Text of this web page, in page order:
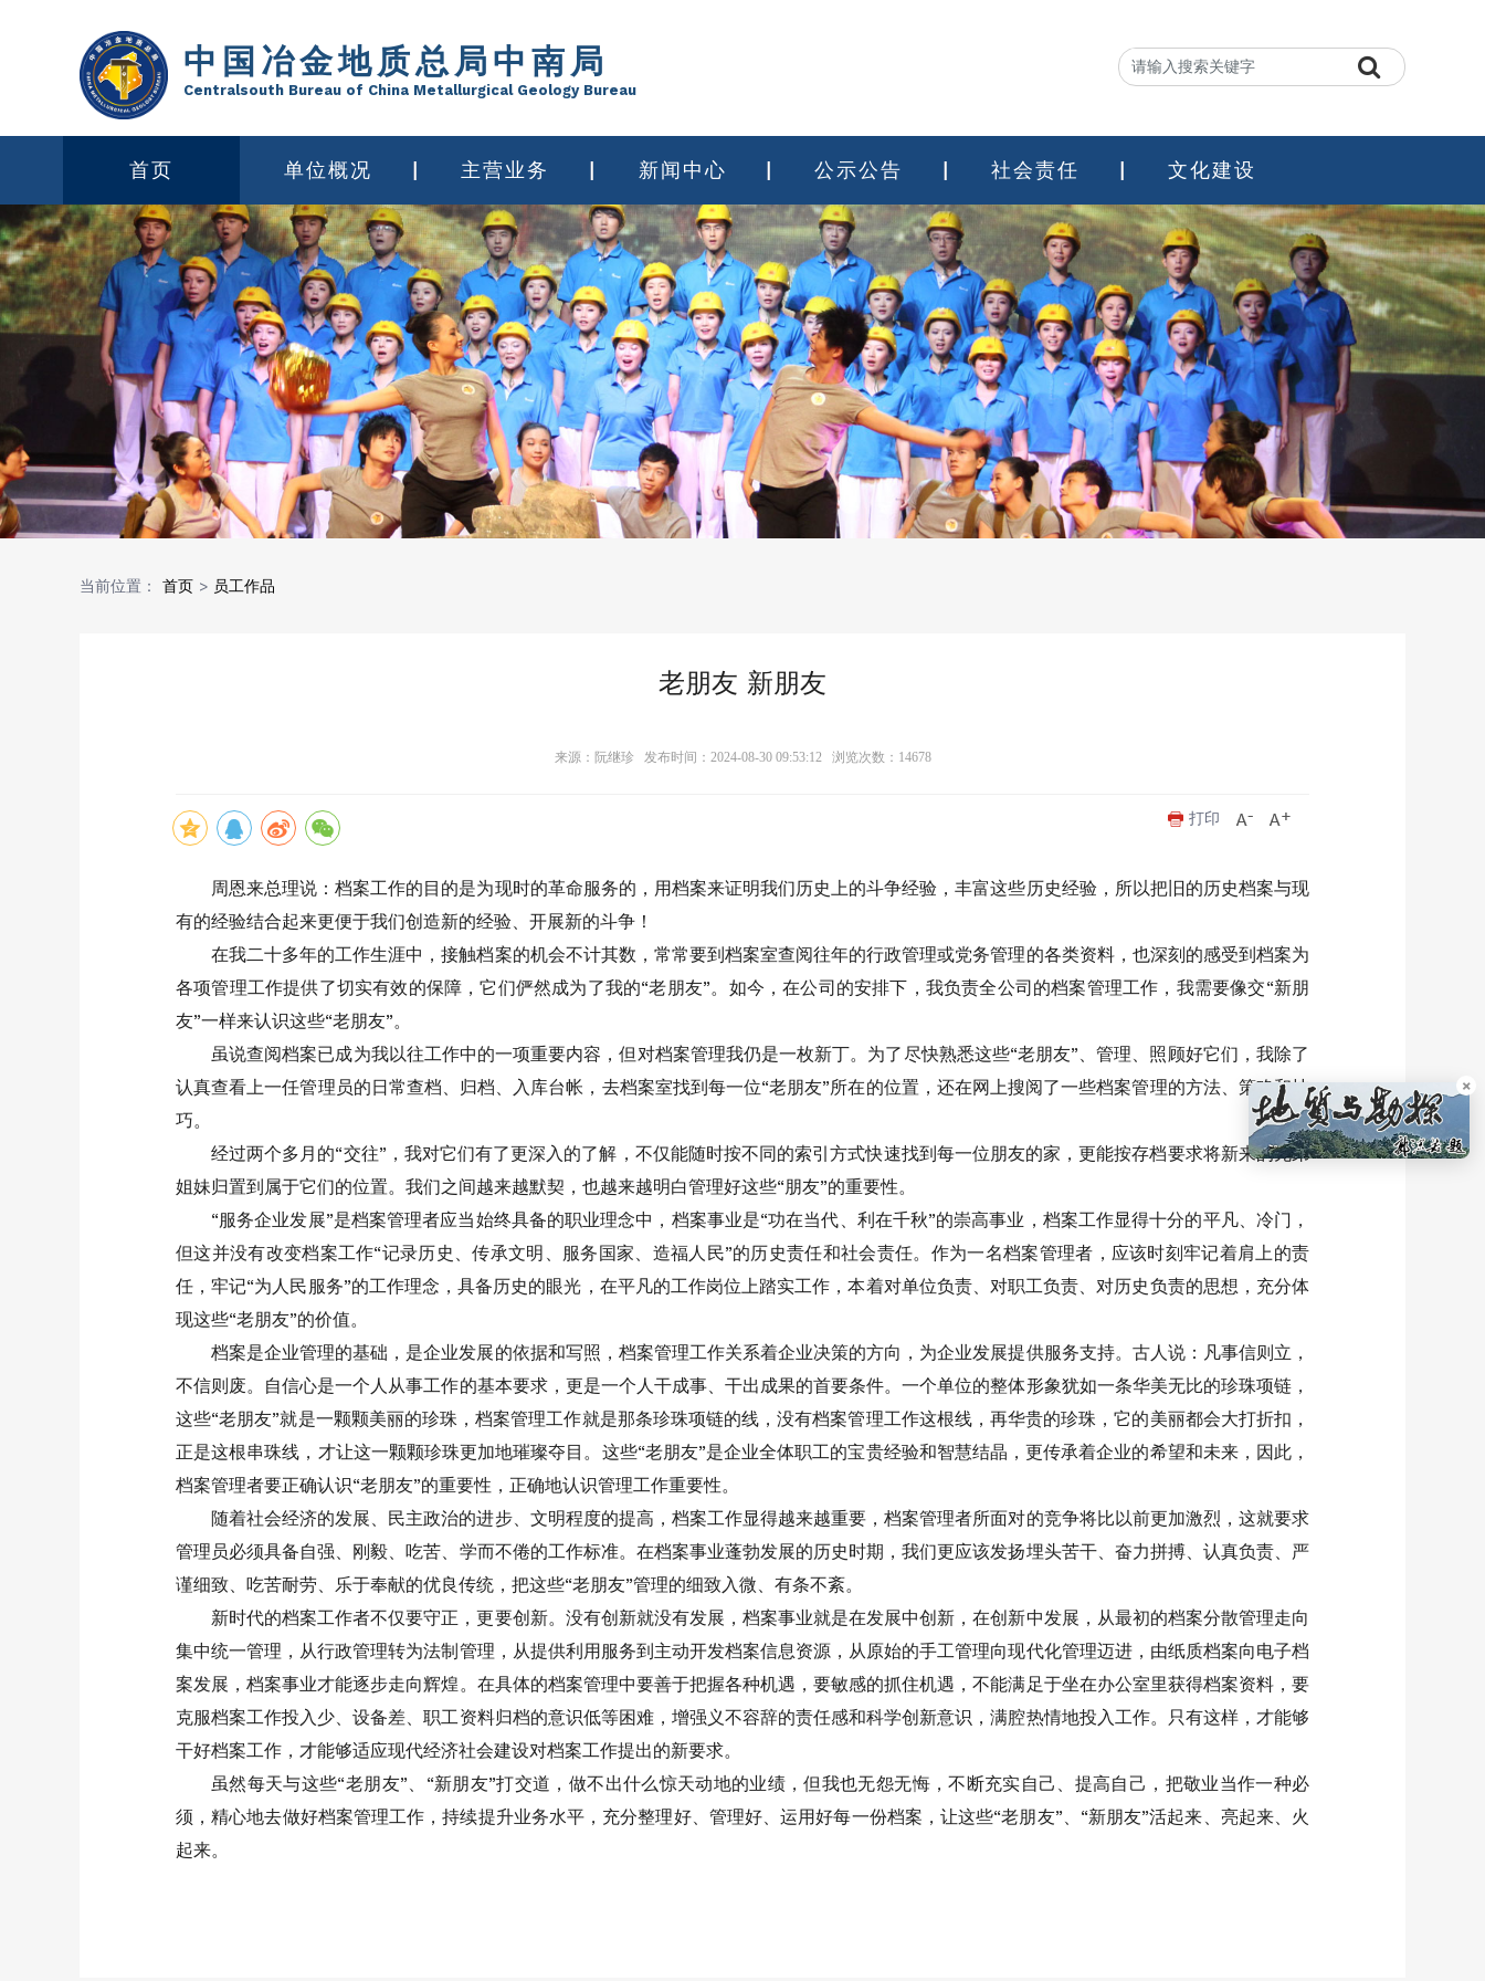
中国冶金地质总局中南局
Centralsouth Bureau of China Metallurgical Geology Bureau
首页 单位概况 主营业务 新闻中心 公示公告 社会责任 文化建设
当前位置： 首页 > 员工作品
老朋友 新朋友
来源：阮继珍 发布时间：2024-08-30 09:53:12 浏览次数： 14678
打印
周恩来总理说：档案工作的目的是为现时的革命服务的，用档案来证明我们历史上的斗争经验，丰富这些历史经验，所以把旧的历史档案与现
有的经验结合起来更便于我们创造新的经验、开展新的斗争！
在我二十多年的工作生涯中，接触档案的机会不计其数，常常要到档案室查阅往年的行政管理或党务管理的各类资料，也深刻的感受到档案为
各项管理工作提供了切实有效的保障，它们俨然成为了我的“老朋友”。如今，在公司的安排下，我负责全公司的档案管理工作，我需要像交“新朋
友”一样来认识这些“老朋友”。
虽说查阅档案已成为我以往工作中的一项重要内容，但对档案管理我仍是一枚新丁。为了尽快熟悉这些“老朋友”、管理、照顾好它们，我除了
认真查看上一任管理员的日常查档、归档、入库台帐，去档案室找到每一位“老朋友”所在的位置，还在网上搜阅了一些档案管理的方法、策略和技
巧。
经过两个多月的“交往”，我对它们有了更深入的了解，不仅能随时按不同的索引方式快速找到每一位朋友的家，更能按存档要求将新来的兄弟
姐妹归置到属于它们的位置。我们之间越来越默契，也越来越明白管理好这些“朋友”的重要性。
“服务企业发展”是档案管理者应当始终具备的职业理念中，档案事业是“功在当代、利在千秋”的崇高事业，档案工作显得十分的平凡、冷门，
但这并没有改变档案工作“记录历史、传承文明、服务国家、造福人民”的历史责任和社会责任。作为一名档案管理者，应该时刻牢记着肩上的责
任，牢记“为人民服务”的工作理念，具备历史的眼光，在平凡的工作岗位上踏实工作，本着对单位负责、对职工负责、对历史负责的思想，充分体
现这些“老朋友”的价值。
档案是企业管理的基础，是企业发展的依据和写照，档案管理工作关系着企业决策的方向，为企业发展提供服务支持。古人说：凡事信则立，
不信则废。自信心是一个人从事工作的基本要求，更是一个人干成事、干出成果的首要条件。一个单位的整体形象犹如一条华美无比的珍珠项链，
这些“老朋友”就是一颗颗美丽的珍珠，档案管理工作就是那条珍珠项链的线，没有档案管理工作这根线，再华贵的珍珠，它的美丽都会大打折扣，
正是这根串珠线，才让这一颗颗珍珠更加地璀璨夺目。这些“老朋友”是企业全体职工的宝贵经验和智慧结晶，更传承着企业的希望和未来，因此，
档案管理者要正确认识“老朋友”的重要性，正确地认识管理工作重要性。
随着社会经济的发展、民主政治的进步、文明程度的提高，档案工作显得越来越重要，档案管理者所面对的竞争将比以前更加激烈，这就要求
管理员必须具备自强、刚毅、吃苦、学而不倦的工作标准。在档案事业蓬勃发展的历史时期，我们更应该发扬埋头苦干、奋力拼搏、认真负责、严
谨细致、吃苦耐劳、乐于奉献的优良传统，把这些“老朋友”管理的细致入微、有条不紊。
新时代的档案工作者不仅要守正，更要创新。没有创新就没有发展，档案事业就是在发展中创新，在创新中发展，从最初的档案分散管理走向
集中统一管理，从行政管理转为法制管理，从提供利用服务到主动开发档案信息资源，从原始的手工管理向现代化管理迈进，由纸质档案向电子档
案发展，档案事业才能逐步走向辉煌。在具体的档案管理中要善于把握各种机遇，要敏感的抓住机遇，不能满足于坐在办公室里获得档案资料，要
克服档案工作投入少、设备差、职工资料归档的意识低等困难，增强义不容辞的责任感和科学创新意识，满腔热情地投入工作。只有这样，才能够
干好档案工作，才能够适应现代经济社会建设对档案工作提出的新要求。
虽然每天与这些“老朋友”、“新朋友”打交道，做不出什么惊天动地的业绩，但我也无怨无悔，不断充实自己、提高自己，把敬业当作一种必
须，精心地去做好档案管理工作，持续提升业务水平，充分整理好、管理好、运用好每一份档案，让这些“老朋友”、“新朋友”活起来、亮起来、火
起来。
×